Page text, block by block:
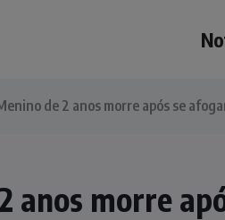
de 2 anos morre após se
anos morre